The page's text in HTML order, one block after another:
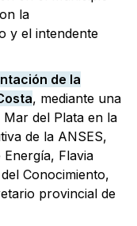
la
y el intendente
de la
, mediante una
del Plata en la
de la ANSES,
Flavia
Conocimiento,
provincial de